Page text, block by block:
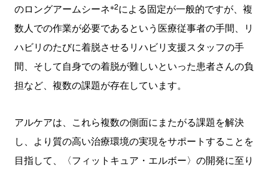
のロングアームシーネ※2による固定が一般的ですが、複
数人での作業が必要であるという医療従事者の手間、リ
ハビリのたびに着脱させるリハビリ支援スタッフの手
間、そして自身での着脱が難しいといった患者さんの負
担など、複数の課題が存在しています。
アルケアは、これら複数の側面にまたがる課題を解決
し、より質の高い治療環境の実現をサポートすることを
目指して、〈フィットキュア・エルボー〉の開発に至り